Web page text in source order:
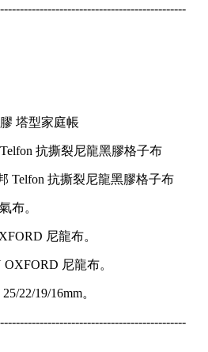
塔型家庭帳
抗撕裂尼龍黑膠格子布
Telfon 抗撕裂尼龍黑膠格子布
布。
尼龍布。
尼龍布。
22/19/16mm。